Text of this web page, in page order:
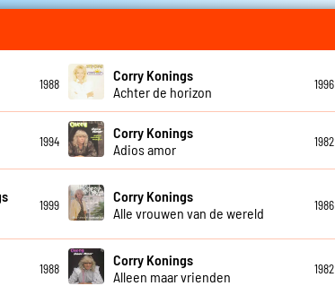
1988
Corry Konings
Achter de horizon
1996
1994
Corry Konings
Adios amor
1982
1999
Corry Konings
Alle vrouwen van de wereld
1986
1988
Corry Konings
Alleen maar vrienden
1982